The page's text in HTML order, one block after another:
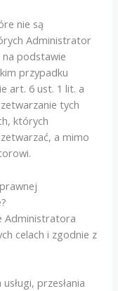
nie są
Administrator
podstawie
przypadku
art. 6 ust. 1 lit. a
tych
których
a mimo
Administratora
celach i zgodnie z
przesłania